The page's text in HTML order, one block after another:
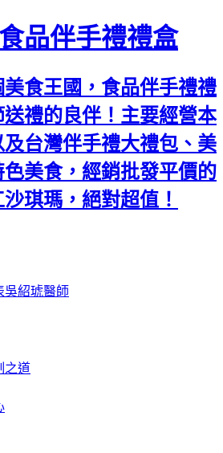
品伴手禮禮盒
食王國，食品伴手禮禮
禮的良伴！主要經營本
台灣伴手禮大禮包、美
美食，經銷批發平價的
琪瑪，絕對超值！
吳紹琥醫師
之道